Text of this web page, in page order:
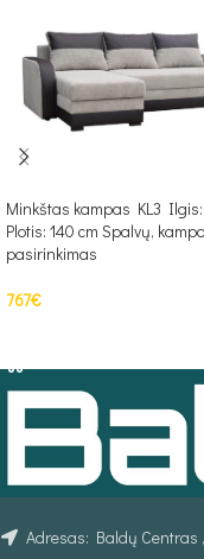
Minkštas kampas KL3 Ilgis:
Plotis: 140 cm Spalvų,
pasirinkimas
767€
Adresas: Baldų Centras